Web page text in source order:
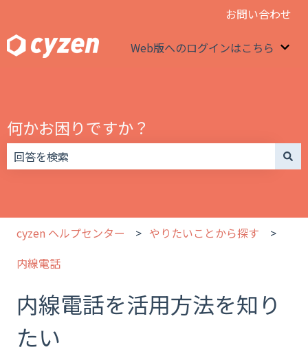
お問い合わせ
Web版へのログインはこちら
何かお困りですか？
cyzen ヘルプセンター
やりたいことから探す
内線電話
内線電話を活用方法を知り
たい